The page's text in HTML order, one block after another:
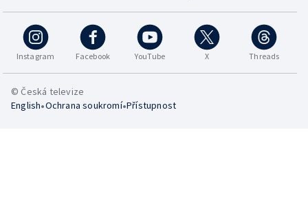
Instagram Facebook YouTube X Threads
© Česká televize
English•Ochrana soukromí•Přístupnost